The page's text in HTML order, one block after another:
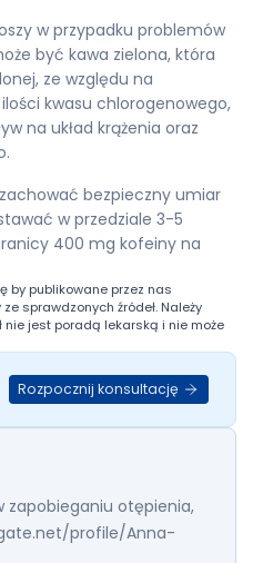
w przypadku problemów
być kawa zielona, która
ze względu na
kwasu chlorogenowego,
na układ krążenia oraz
bezpieczny umiar
w przedziale 3-5
400 mg kofeiny na
by publikowane przez nas
sprawdzonych źródeł. Należy
nie jest poradą lekarską i nie może
Rozpocznij konsultację
zapobieganiu otępienia,
profile/Anna-